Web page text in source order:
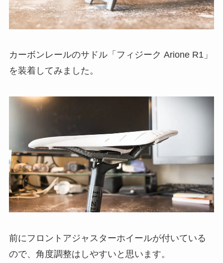
カーボンレールのサドル「フィジーク Arione R1」
を装着してみました。
前にフロントアジャスターホイールが付いている
ので、角度調整はしやすいと思います。